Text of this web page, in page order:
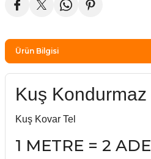
Ürün Bilgisi
Kuş Kondurmaz
Kuş Kovar Tel
1 METRE = 2